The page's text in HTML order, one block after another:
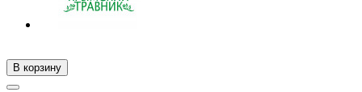
В корзину